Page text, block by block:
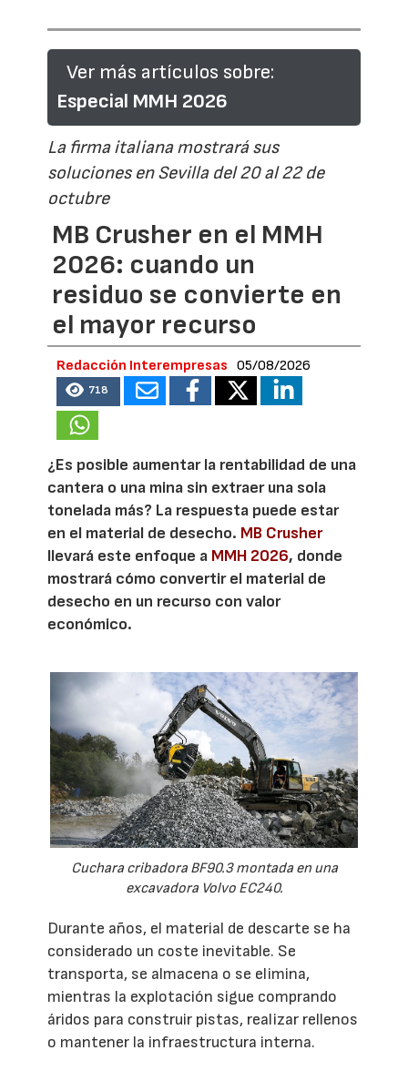
Ver más artículos sobre:
Especial MMH 2026
La firma italiana mostrará sus
soluciones en Sevilla del 20 al 22 de
octubre
MB Crusher en el MMH
2026: cuando un
residuo se convierte en
el mayor recurso
Redacción Interempresas 05/08/2026
718
¿Es posible aumentar la rentabilidad de una
cantera o una mina sin extraer una sola
tonelada más? La respuesta puede estar
en el material de desecho. MB Crusher
llevará este enfoque a MMH 2026, donde
mostrará cómo convertir el material de
desecho en un recurso con valor
económico.
Cuchara cribadora BF90.3 montada en una
excavadora Volvo EC240.
Durante años, el material de descarte se ha
considerado un coste inevitable. Se
transporta, se almacena o se elimina,
mientras la explotación sigue comprando
áridos para construir pistas, realizar rellenos
o mantener la infraestructura interna.